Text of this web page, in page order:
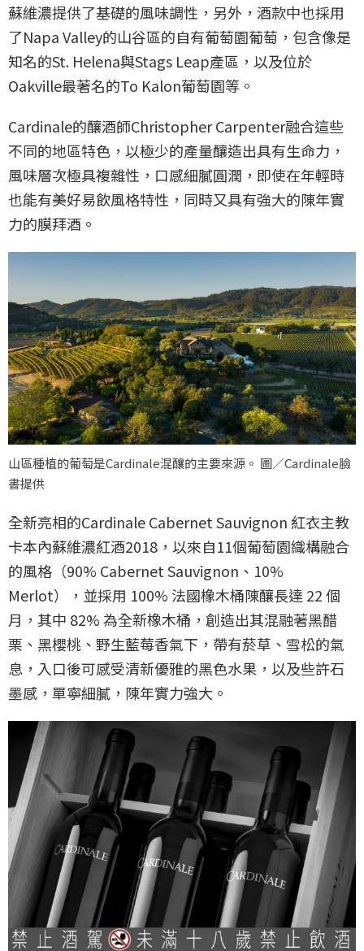
蘇維濃提供了基礎的風味調性，另外，酒款中也採用
了Napa Valley的山谷區的自有葡萄園葡萄，包含像是
知名的St. Helena與Stags Leap產區，以及位於
Oakville最著名的To Kalon葡萄園等。
Cardinale的釀酒師Christopher Carpenter融合這些
不同的地區特色，以極少的產量釀造出具有生命力，
風味層次極具複雜性，口感細膩圓潤，即使在年輕時
也能有美好易飲風格特性，同時又具有強大的陳年實
力的膜拜酒。
山區種植的葡萄是Cardinale混釀的主要來源。 圖／Cardinale臉
書提供
全新亮相的Cardinale Cabernet Sauvignon 紅衣主教
卡本內蘇維濃紅酒2018，以來自11個葡萄園織構融合
的風格（90% Cabernet Sauvignon、10%
Merlot），並採用 100% 法國橡木桶陳釀長達 22 個
月，其中 82% 為全新橡木桶，創造出其混融著黑醋
栗、黑櫻桃、野生藍莓香氣下，帶有菸草、雪松的氣
息，入口後可感受清新優雅的黑色水果，以及些許石
墨感，單寧細膩，陳年實力強大。